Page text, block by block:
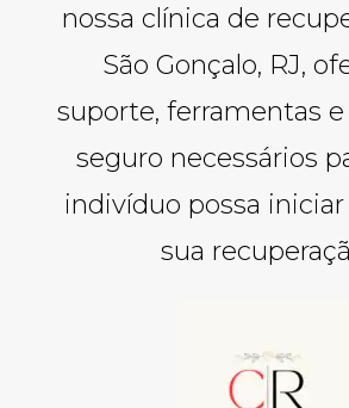
nossa clínica de
São Gonçalo, RJ,
suporte, ferramentas
seguro necessários
indivíduo possa
sua